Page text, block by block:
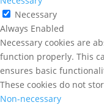
Necessary
Always Enabled
Necessary cookies are
function properly. This
ensures basic
These cookies do not
Non-necessary